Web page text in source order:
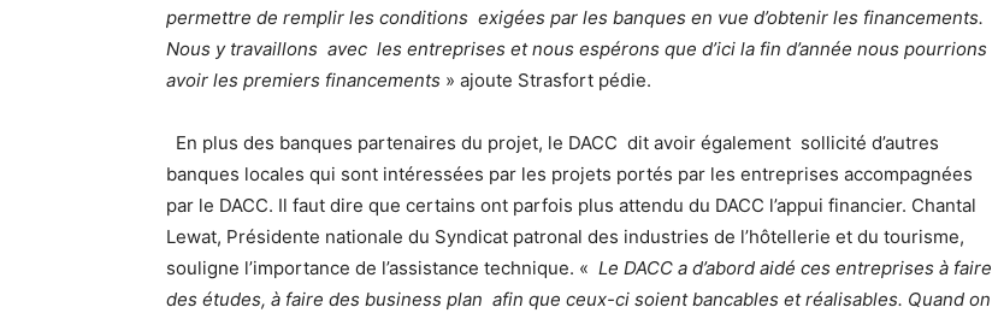
permettre de remplir les conditions exigées par les banques en vue d’obtenir les financements.
Nous y travaillons avec les entreprises et nous espérons que d’ici la fin d’année nous pourrions
avoir les premiers financements » ajoute Strasfort pédie.
En plus des banques partenaires du projet, le DACC dit avoir également sollicité d’autres
banques locales qui sont intéressées par les projets portés par les entreprises accompagnées
par le DACC. Il faut dire que certains ont parfois plus attendu du DACC l’appui financier. Chantal
Lewat, Présidente nationale du Syndicat patronal des industries de l’hôtellerie et du tourisme,
souligne l’importance de l’assistance technique. « Le DACC a d’abord aidé ces entreprises à faire
des études, à faire des business plan afin que ceux-ci soient bancables et réalisables. Quand on